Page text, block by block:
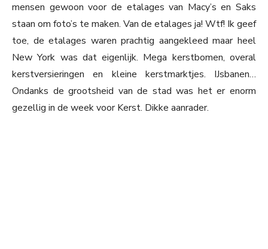
mensen gewoon voor de etalages van Macy’s en Saks
staan om foto’s te maken. Van de etalages ja! Wtf! Ik geef
toe, de etalages waren prachtig aangekleed maar heel
New York was dat eigenlijk. Mega kerstbomen, overal
kerstversieringen en kleine kerstmarktjes. IJsbanen…
Ondanks de grootsheid van de stad was het er enorm
gezellig in de week voor Kerst. Dikke aanrader.